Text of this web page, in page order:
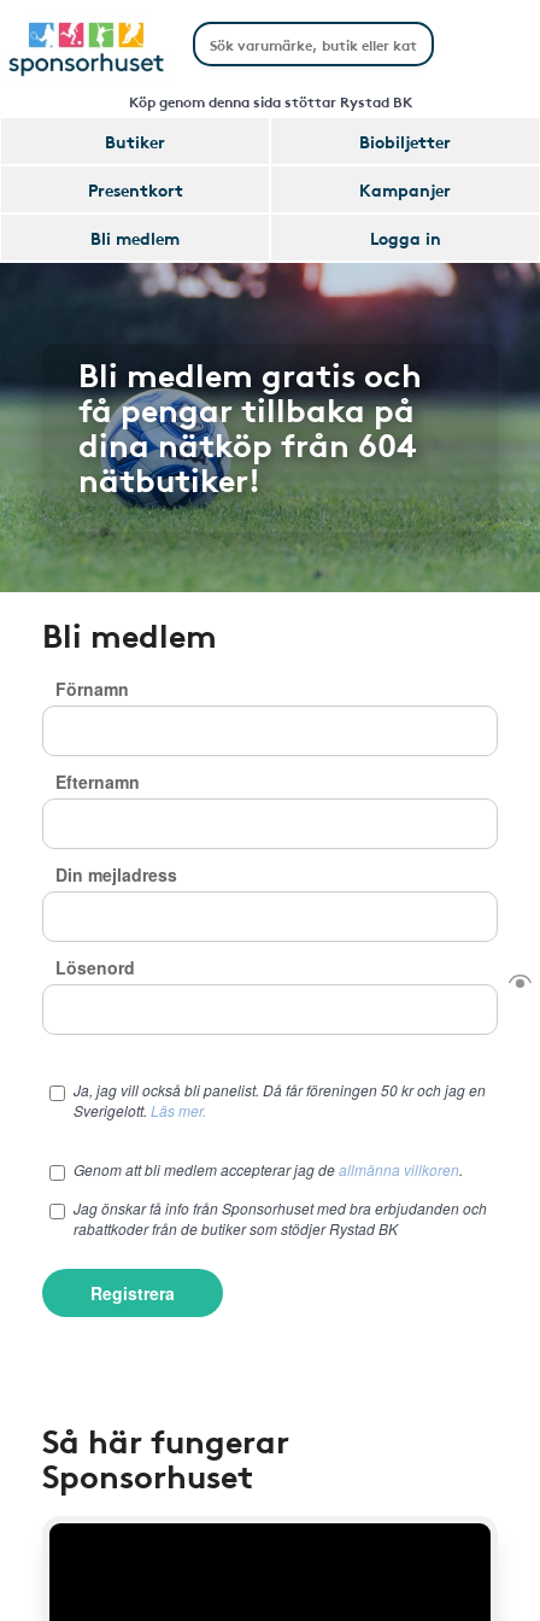
Köp genom denna sida stöttar Rystad BK
Butiker
Biobiljetter
Presentkort
Kampanjer
Bli medlem
Logga in
Bli medlem gratis och
få pengar tillbaka på
dina nätköp från 604
nätbutiker!
Bli medlem
Förnamn
Efternamn
Din mejladress
Lösenord
Ja, jag vill också bli panelist. Då får föreningen 50 kr och jag en
Sverigelott. Läs mer.
Genom att bli medlem accepterar jag deallmänna villkoren.
Jag önskar få info från Sponsorhuset med bra erbjudanden och
rabattkoder från de butiker som stödjer Rystad BK
Registrera
Så här fungerar
Sponsorhuset